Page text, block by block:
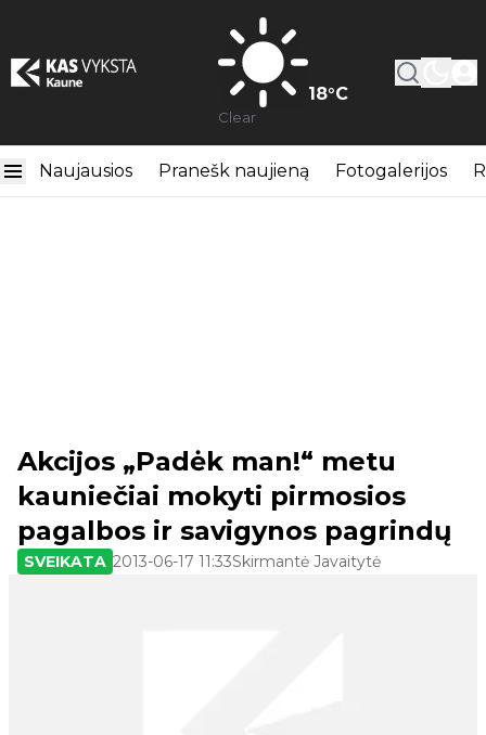
18°C
Clear
Naujausios Pranešk naujieną Fotogalerijos
Akcijos „Padėk man!“ metu
kauniečiai mokyti pirmosios
pagalbos ir savigynos pagrindų
SVEIKATA 2013-06-17 11:33Skirmantė Javaitytė